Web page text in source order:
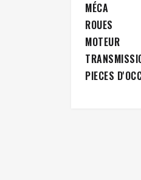
MÉCA
ROUES
MOTEUR
PIECES